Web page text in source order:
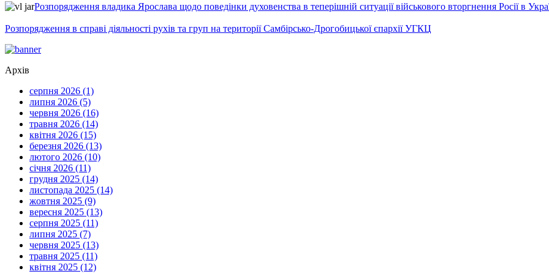
Розпорядження владика Ярослава щодо поведінки духовенства в теперішній ситуації військового вторгнення Росії в
Розпорядження в справі діяльності рухів та груп на території Самбірсько-Дрогобицької єпархії УГКЦ
Архів
серпня 2026 (1)
липня 2026 (5)
червня 2026 (16)
травня 2026 (14)
квітня 2026 (15)
березня 2026 (13)
лютого 2026 (10)
січня 2026 (11)
грудня 2025 (14)
листопада 2025 (14)
жовтня 2025 (9)
вересня 2025 (13)
серпня 2025 (11)
липня 2025 (7)
червня 2025 (13)
травня 2025 (11)
квітня 2025 (12)